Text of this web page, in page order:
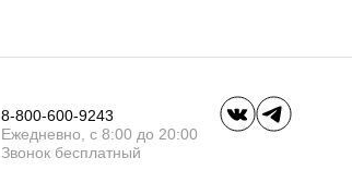
8-800-600-9243
Ежедневно, с 8:00 до 20:00
Звонок бесплатный